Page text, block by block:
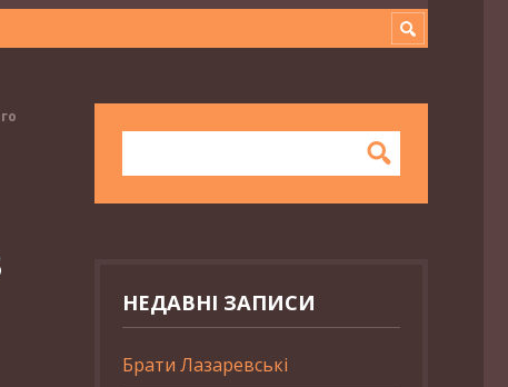
НЕДАВНІ ЗАПИСИ
Брати Лазаревські